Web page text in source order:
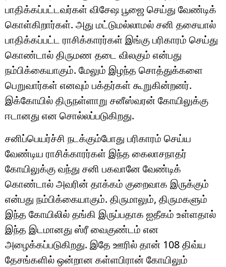
பாதிக்கப்பட்டவர்கள் விசேஷ பூஜை செய்து வேண்டிக்
கொள்கிறார்கள். அது மட்டுமல்லாமல் சனி தசையால்
பாதிக்கப்பட்ட ராசிக்காரர்கள் இங்கு பரிகாரம் செய்து
கொண்டால் திருமண தடை விலகும் என்பது
நம்பிக்கையாகும். மேலும் இழந்த சொத்துக்களை
பெறுவார்கள் எனவும் பக்தர்கள் கூறுகின்றனர்.
இக்கோயில் திருநள்ளாறு சனீஸ்வரன் கோயிலுக்கு
ஈடானது என சொல்லப்படுகிறது.
சனிப்பெயர்ச்சி நடக்கும்போது பரிகாரம் செய்ய
வேண்டிய ராசிக்காரர்கள் இந்த கைலாசநாதர்
கோயிலுக்கு வந்து சனி பகவானே வேண்டிக்
கொண்டால் அவரின் தாக்கம் குறைவாக இருக்கும்
என்பது நம்பிக்கையாகும். திருமாலும், திருமகளும்
இந்த கோயிலில் தங்கி இருப்பதாக ஐதீகம் உள்ளதால்
இந்த இடமானது ஸ்ரீ வைகுண்டம் என
அழைக்கப்படுகிறது. இதே ஊரில் தான் 108 திவ்ய
தேசங்களில் ஒன்றான கள்ளபிரான் கோயிலும்